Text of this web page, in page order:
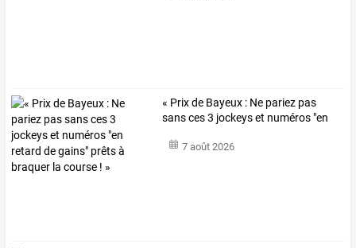
« Prixde Bayeux : Ne pariez pas
sansces3 jockeyset numéros "en
7 août 2026